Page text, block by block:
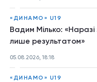
«ДИНАМО» U19
Вадим Мілько:
лише результатом»
05.08.2026, 18:18
«ДИНАМО» U19